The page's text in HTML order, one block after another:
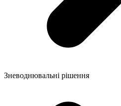
Зневоднювальні рішення